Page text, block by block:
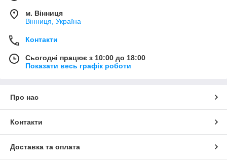
м. Вінниця
Вінниця, Україна
Контакти
Сьогодні працює з 10:00 до 18:00
Показати весь графік роботи
Про нас
Контакти
Доставка та оплата